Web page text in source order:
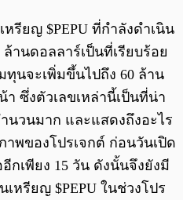
รียญ $PEPU ที่กำลังดำเนิน
านดอลลาร์เป็นที่เรียบร้อย
นจะเพิ่มขึ้นไปถึง 60 ล้าน
ซึ่งตัวเลขเหล่านี้เป็นที่น่า
นวนมาก และแสดงถึงอะไร
พของโปรเจกต์ ก่อนวันเปิด
กเพียง 15 วัน ดังนั้นจึงยังมี
หรียญ $PEPU ในช่วงโปร